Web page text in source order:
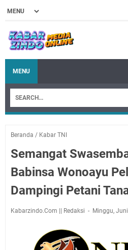
MENU
Beranda / Kabar TNI
Semangat
Babinsa Wonoayu
Dampingi Petani
Kabarzindo.Com || Redaksi Minggu,